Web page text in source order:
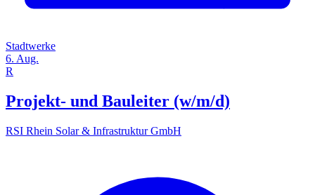
Stadtwerke
6. Aug.
R
Projekt- und Bauleiter (w/m/d)
RSI Rhein Solar & Infrastruktur GmbH